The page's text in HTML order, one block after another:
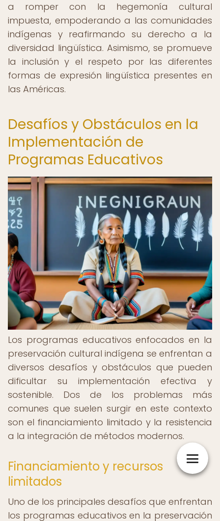
a romper con la hegemonía cultural
impuesta, empoderando a las comunidades
indígenas y reafirmando su derecho a la
diversidad lingüística. Asimismo, se promueve
la inclusión y el respeto por las diferentes
formas de expresión lingüística presentes en
las Américas.
Desafíos y Obstáculos en la
Implementación de
Programas Educativos
Los programas educativos enfocados en la
preservación cultural indígena se enfrentan a
diversos desafíos y obstáculos que pueden
dificultar su implementación efectiva y
sostenible. Dos de los problemas más
comunes que suelen surgir en este contexto
son el financiamiento limitado y la resistencia
a la integración de métodos modernos.
Financiamiento y recursos
limitados
Uno de los principales desafíos que enfrentan
los programas educativos en la preservación